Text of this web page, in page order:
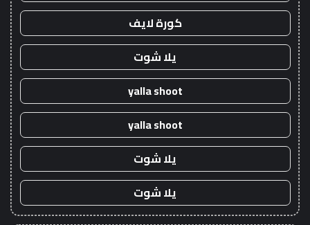
كورة لايف
يلا شوت
yalla shoot
yalla shoot
يلا شوت
يلا شوت